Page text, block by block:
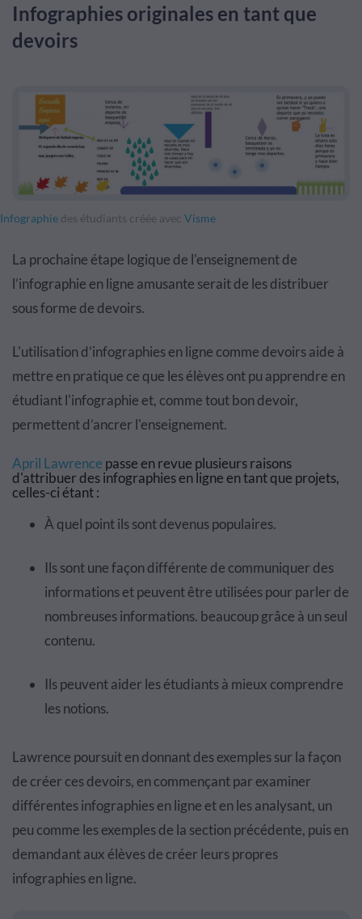
Infographies originales en tant que
devoirs
Infographie des étudiants créée avec Visme
La prochaine étape logique de l'enseignement de
l’infographie en ligne amusante serait de les distribuer
sous forme de devoirs.
L'utilisation d’infographies en ligne comme devoirs aide à
mettre en pratique ce que les élèves ont pu apprendre en
étudiant l'infographie et, comme tout bon devoir,
permettent d’ancrer l'enseignement.
April Lawrence passe en revue plusieurs raisons
d'attribuer des infographies en ligne en tant que projets,
celles-ci étant :
À quel point ils sont devenus populaires.
Ils sont une façon différente de communiquer des
informations et peuvent être utilisées pour parler de
nombreuses informations. beaucoup grâce à un seul
contenu.
Ils peuvent aider les étudiants à mieux comprendre
les notions.
Lawrence poursuit en donnant des exemples sur la façon
de créer ces devoirs, en commençant par examiner
différentes infographies en ligne et en les analysant, un
peu comme les exemples de la section précédente, puis en
demandant aux élèves de créer leurs propres
infographies en ligne.